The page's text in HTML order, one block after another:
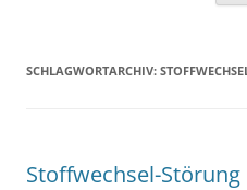
SCHLAGWORTARCHIV:
Stoffwechsel-Störung